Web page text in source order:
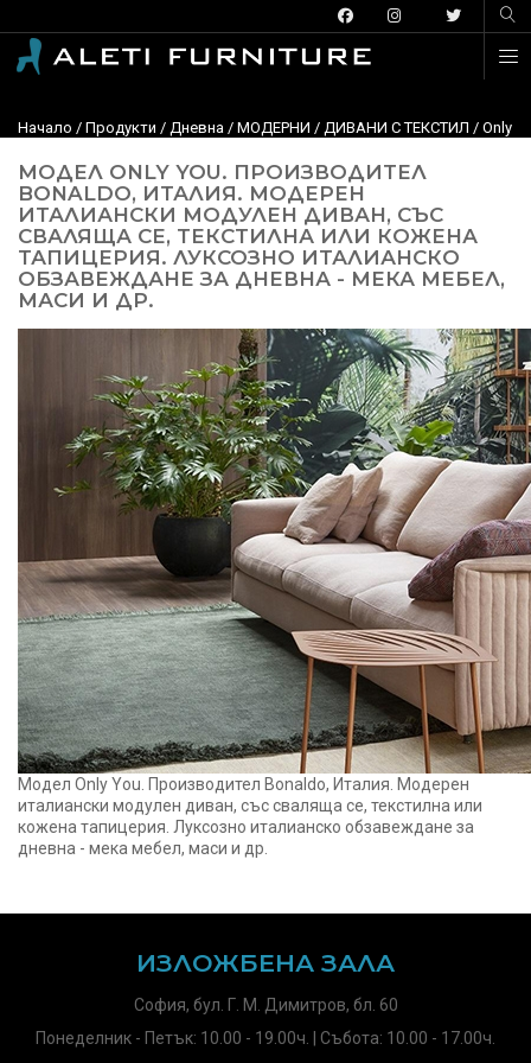
Начало / Продукти / Дневна / МОДЕРНИ / ДИВАНИ С ТЕКСТИЛ / Only
МОДЕЛ ONLY YOU. ПРОИЗВОДИТЕЛ
BONALDO, ИТАЛИЯ. МОДЕРЕН
ИТАЛИАНСКИ МОДУЛЕН ДИВАН, СЪС
СВАЛЯЩА СЕ, ТЕКСТИЛНА ИЛИ КОЖЕНА
ТАПИЦЕРИЯ. ЛУКСОЗНО ИТАЛИАНСКО
ОБЗАВЕЖДАНЕ ЗА ДНЕВНА - МЕКА МЕБЕЛ,
МАСИ И ДР.
Модел Only You. Производител Bonaldo, Италия. Модерен
италиански модулен диван, със сваляща се, текстилна или
кожена тапицерия. Луксозно италианско обзавеждане за
дневна - мека мебел, маси и др.
ИЗЛОЖБЕНА ЗАЛА
София, бул. Г. М. Димитров, бл. 60
Понеделник - Петък: 10.00 - 19.00ч. | Събота: 10.00 - 17.00ч.